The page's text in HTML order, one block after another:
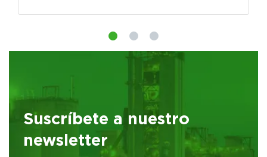
Suscríbete a nuestro
newsletter